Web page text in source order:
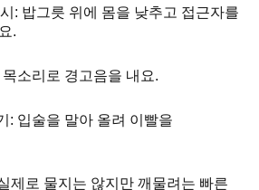
: 밥그릇 위에 몸을 낮추고 접근자를
.
목소리로 경고음을 내요.
: 입술을 말아 올려 이빨을
제로 물지는 않지만 깨물려는 빠른